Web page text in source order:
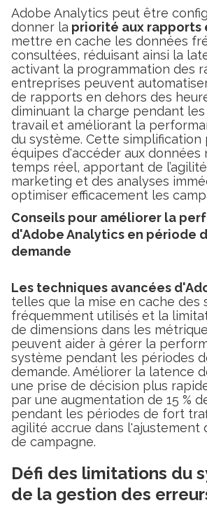
Adobe Analytics peut être
donner la priorité aux rapports
mettre en cache les données
consultées, réduisant ainsi la
activant la programmation des
entreprises peuvent
de rapports en dehors des
diminuant la charge pendant
travail et améliorant la
du système. Cette simplification
équipes d'accéder aux données
temps réel, apportant de
marketing et des analyses
optimiser efficacement les
Conseils pour améliorer la
d'Adobe Analytics en période
demande
Les techniques avancées
telles que la mise en cache des
fréquemment utilisés et la
de dimensions dans les
peuvent aider à gérer la
système pendant les périodes
demande. Améliorer la latence
une prise de décision plus
par une augmentation de 15 %
pendant les périodes de fort
agilité accrue dans l'ajustement
de campagne.
Défi des limitations du
de la gestion des